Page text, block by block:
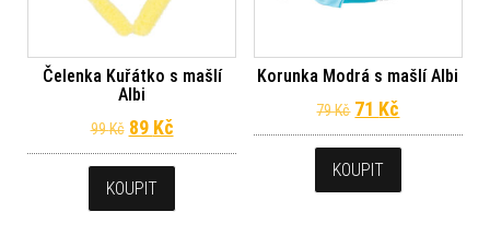
Čelenka Kuřátko s mašlí
Albi
99Kč Původní cena byla: 99 Kč.
89 KčAktuální cena je: 89 Kč.
KOUPIT
Korunka Modrá s mašlí Albi
79Kč Původní cena
71 Kč
KOUPIT